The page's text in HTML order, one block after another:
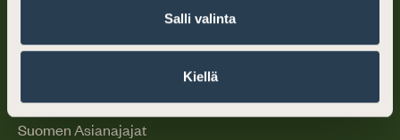
Salli valinta
Kiellä
Suomen Asianajajat